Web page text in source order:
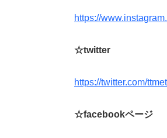
https://
☆twitter
https://twitter.com/
☆facebookページ